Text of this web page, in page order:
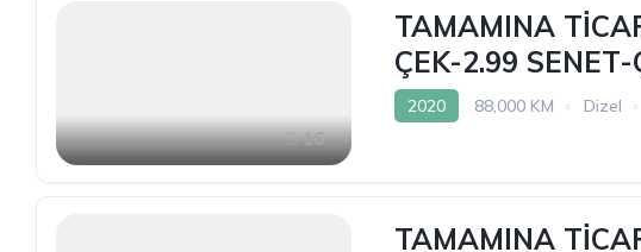
16
TAMAMINA
ÇEK-2.99 SENET-
2020 88,000 KM Dizel
TAMAMINA